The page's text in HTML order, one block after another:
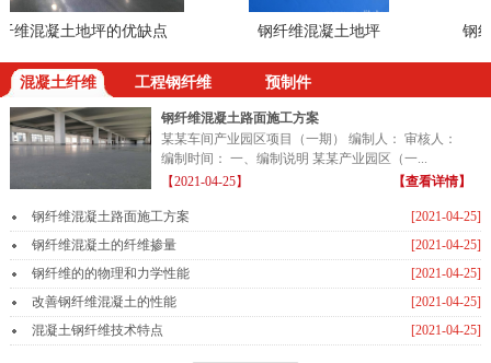
混凝土地坪的优缺点 钢纤维混凝土地坪 钢纤
混凝土纤维 工程钢纤维 预制件
钢纤维混凝土路面施工方案
某某车间产业园区项目（一期） 编制人： 审核人：
编制时间： 一、编制说明 某某产业园区（一...
【2021-04-25】
【查看详情】
[2021-04-25]
钢纤维混凝土路面施工方案
[2021-04-25]
钢纤维混凝土的纤维掺量
[2021-04-25]
钢纤维的的物理和力学性能
[2021-04-25]
改善钢纤维混凝土的性能
[2021-04-25]
混凝土钢纤维技术特点